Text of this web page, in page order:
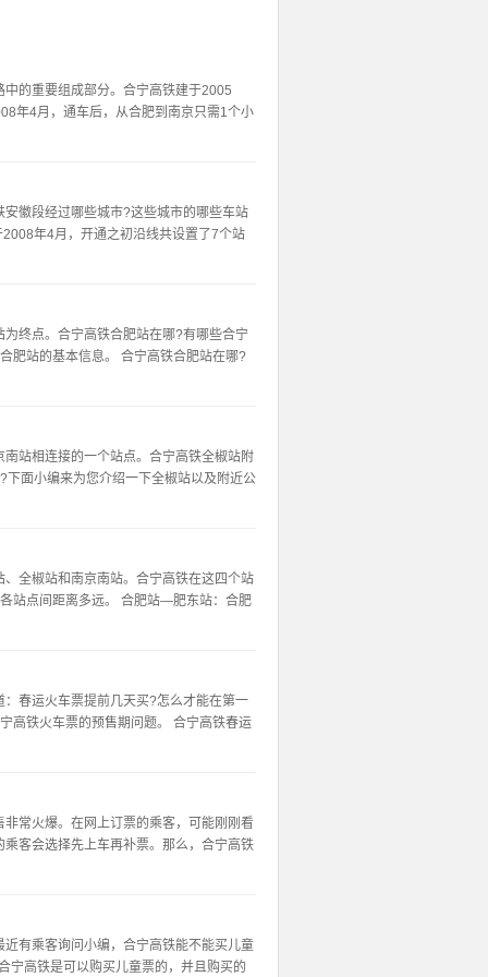
的重要组成部分。合宁高铁建于2005
年4月，通车后，从合肥到南京只需1个小
徽段经过哪些城市?这些城市的哪些车站
年4月，开通之初沿线共设置了7个站
终点。合宁高铁合肥站在哪?有哪些合宁
肥站的基本信息。 合宁高铁合肥站在哪?
站相连接的一个站点。合宁高铁全椒站附
面小编来为您介绍一下全椒站以及附近公
全椒站和南京南站。合宁高铁在这四个站
站点间距离多远。 合肥站—肥东站：合肥
春运火车票提前几天买?怎么才能在第一
高铁火车票的预售期问题。 合宁高铁春运
常火爆。在网上订票的乘客，可能刚刚看
客会选择先上车再补票。那么，合宁高铁
有乘客询问小编，合宁高铁能不能买儿童
宁高铁是可以购买儿童票的，并且购买的